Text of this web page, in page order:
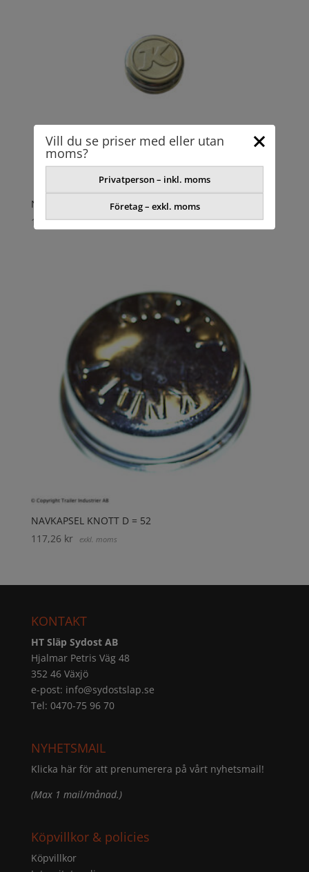
NAVKAPSEL BPW D 52 mm I BLISTER
190,19kr exkl. moms
NAVKAPSEL KNOTT D = 52
117,26 kr exkl. moms
KONTAKT
HT Släp Sydost AB
Hjalmar Petris Väg 48
352 46 Växjö
e-post: info@sydostslap.se
Tel: 0470-75 96 70
NYHETSMAIL
Klicka här för att prenumerera på vårt nyhetsmail!
(Max 1 mail/månad.)
Köpvillkor & policies
Köpvillkor
Vill du se priser med eller utan
moms?
Privatperson – inkl. moms
Företag – exkl. moms